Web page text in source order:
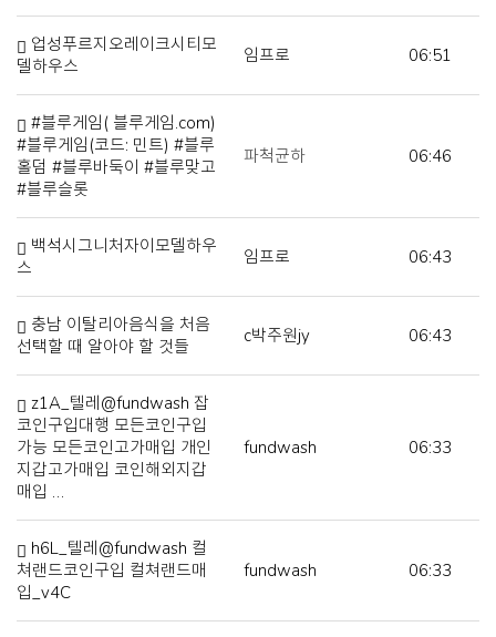
업성푸르지오레이크시티모
델하우스
임프로 06:51
#블루게임( 블루게임.com)
#블루게임(코드: 민트) #블루
홀덤 #블루바둑이 #블루맞고
#블루슬롯
파척균하 06:46
백석시그니처자이모델하우
스
임프로 06:43
충남 이탈리아음식을 처음
선택할 때 알아야 할 것들
c박주원jy 06:43
z1A_텔레@fundwash 잡
코인구입대행 모든코인구입
가능 모든코인고가매입 개인
지갑고가매입 코인해외지갑
매입 …
fundwash 06:33
h6L_텔레@fundwash 컬
쳐랜드코인구입 컬쳐랜드매
입_v4C
fundwash 06:33